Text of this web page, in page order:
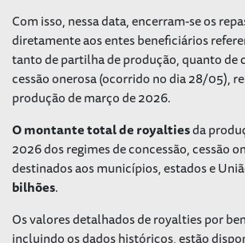
Com isso, nessa data, encerram-se os
diretamente aos entes beneficiários
tanto de partilha de produção, quanto de
cessão onerosa (ocorrido no dia 28/05),
produção de março de 2026.
O montante total de royaltiesda
2026 dos regimes de concessão, cessão
destinados aos municípios, estados e
bilhões.
Os valores detalhados de royalties por
incluindo os dados históricos, estão